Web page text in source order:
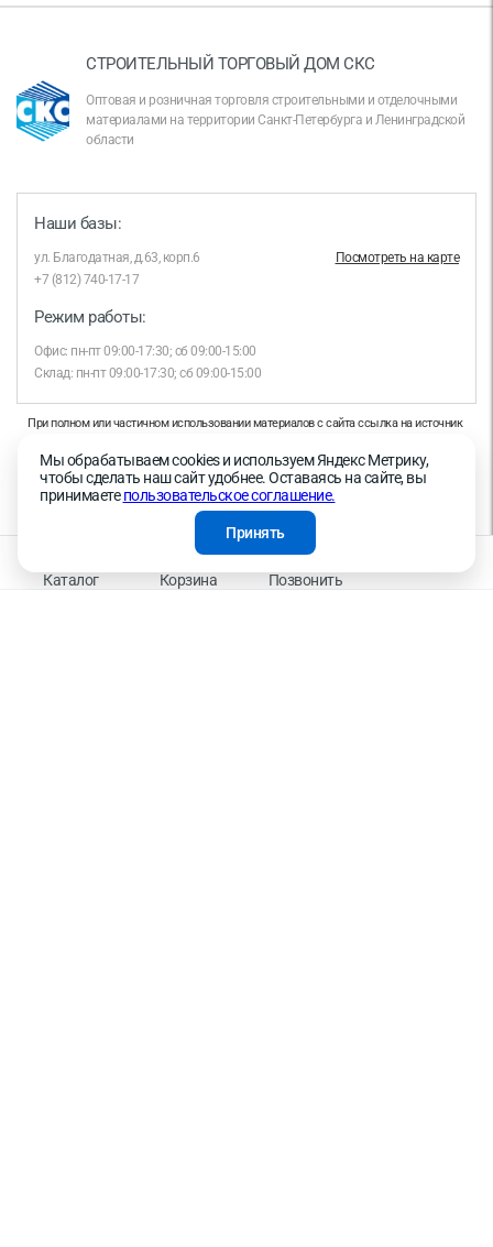
Каталог Корзина Позвонить
СТРОИТЕЛЬНЫЙ ТОРГОВЫЙ ДОМ СКС
Оптовая и розничная торговля строительными и отделочными
материалами на территории Санкт-Петербурга и Ленинградской
области
Наши базы:
ул. Благодатная, д.63, корп.6
Посмотреть на карте
+7 (812) 740-17-17
Режим работы:
Офис: пн-пт 09:00-17:30; сб 09:00-15:00
Склад: пн-пт 09:00-17:30; сб 09:00-15:00
При полном или частичном использовании материалов с сайта ссылка на источник
Продолжая работу с сайтом, вы даете согласие на использование сайтом cookies и
на обработку персональных данных в целях функционирования сайта, проведения
ретаргетинга, статистических исследований, улучшения сервиса и предоставления
релевантной рекламной информации на основе ваших предпочтений и интересов.
На информационном ресурсе применяются рекомендательные технологии —
Правила применения рекомендательных технологий
Мы обрабатываем cookies и используем Яндекс Метрику,
чтобы сделать наш сайт удобнее. Оставаясь на сайте, вы
принимаетепользовательское соглашение.
Принять